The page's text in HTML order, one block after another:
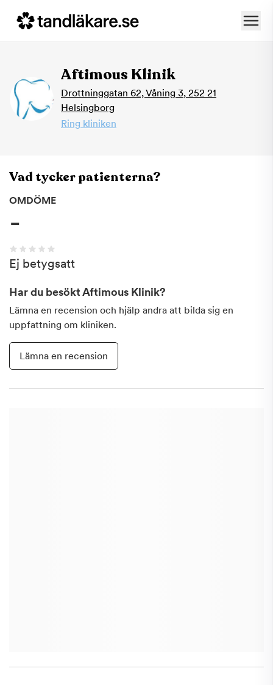
Aftimous Klinik
Drottninggatan 62, Våning 3, 252 21
Helsingborg
Ring kliniken
Vad tycker patienterna?
OMDÖME
-
Ej betygsatt
Har du besöktAftimous Klinik?
Lämna en recension och hjälp andra att bilda sig en
uppfattning om kliniken.
Lämna en recension